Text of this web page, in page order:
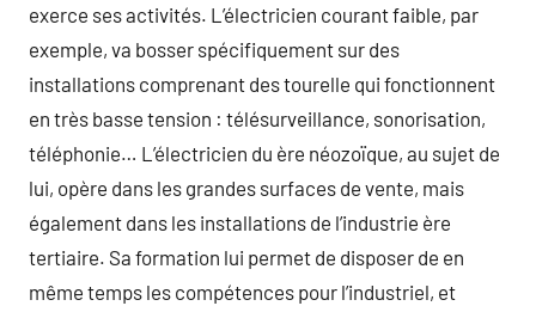
exerce ses activités. L’électricien courant faible, par
exemple, va bosser spécifiquement sur des
installations comprenant des tourelle qui fonctionnent
en très basse tension : télésurveillance, sonorisation,
téléphonie… L’électricien du ère néozoïque, au sujet de
lui, opère dans les grandes surfaces de vente, mais
également dans les installations de l’industrie ère
tertiaire. Sa formation lui permet de disposer de en
même temps les compétences pour l’industriel, et